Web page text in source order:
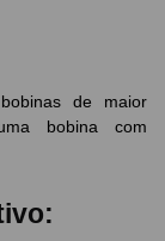
de maior
bobina com